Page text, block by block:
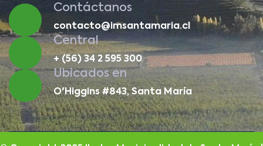
Contáctanos
contacto@imsantamaria.cl
Central
+ (56) 34 2 595 300
Ubicados en
O'Higgins #843, Santa María